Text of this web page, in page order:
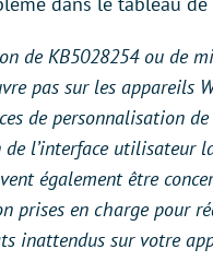
de KB5028254 ou de
pas sur les appareils
de personnalisation
l’interface utilisateur
également être
prises en charge pour
inattendus sur votre